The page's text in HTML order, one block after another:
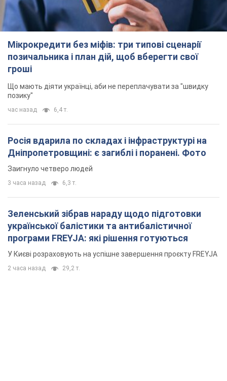
час назад 6,4 т.
Росія вдарила по складах і інфраструктурі на
Дніпропетровщині: є загиблі і поранені. Фото
Заигнуло четверо людей
3 часа назад
Зеленський зібрав нараду щодо підготовки
української балістики та антибалістичної
програми FREYJA: які рішення готуються
У Києві розраховують на успішне завершення проєкту FREYJA
2 часа назад 29,2 т.